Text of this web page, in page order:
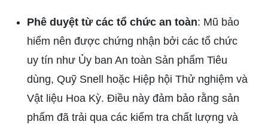
Phê duyệt từ các tổ chức an toàn: Mũ bảo
hiểm nên được chứng nhận bởi các tổ chức
uy tín như Ủy ban An toàn Sản phẩm Tiêu
dùng, Quỹ Snell hoặc Hiệp hội Thử nghiệm và
Vật liệu Hoa Kỳ. Điều này đảm bảo rằng sản
phẩm đã trải qua các kiểm tra chất lượng và